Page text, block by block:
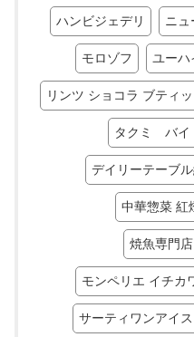
ハンビジェデリ ニュ
モロゾフ ユーハ
リンツ ショコラ ブティッ
タクミ バイ
デイリーテーブ
中華惣菜 紅
焼魚専門
モンペリエ イチカ
サーティワンアイ